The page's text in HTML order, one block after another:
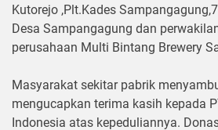
Kutorejo ,Plt.Kades
Desa Sampangagung dan
perusahaan Multi Bintang Brewery
Masyarakat sekitar pabrik
mengucapkan terima kasih kepada
Indonesia atas kepeduliannya.